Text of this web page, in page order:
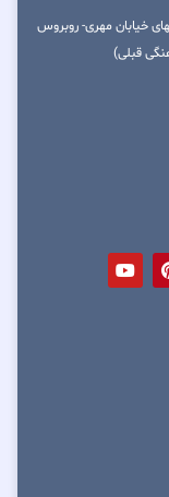
خیابان مهری- روبروس
قبلی)